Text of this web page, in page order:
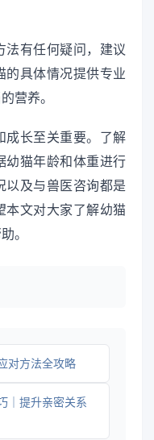
法有任何疑问，建议
的具体情况提供专业
营养。
成长至关重要。了解
幼猫年龄和体重进行
以及与兽医咨询都是
本文对大家了解幼猫
。
对方法全攻略
｜提升亲密关系